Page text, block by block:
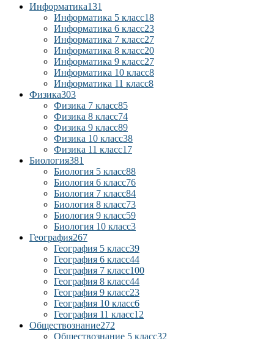
Информатика131
Информатика 5 класс18
Информатика 6 класс23
Информатика 7 класс27
Информатика 8 класс20
Информатика 9 класс27
Информатика 10 класс8
Информатика 11 класс8
Физика303
Физика 7 класс85
Физика 8 класс74
Физика 9 класс89
Физика 10 класс38
Физика 11 класс17
Биология381
Биология 5 класс88
Биология 6 класс76
Биология 7 класс84
Биология 8 класс73
Биология 9 класс59
Биология 10 класс3
География267
География 5 класс39
География 6 класс44
География 7 класс100
География 8 класс44
География 9 класс23
География 10 класс6
География 11 класс12
Обществознание272
Обществознание 5 класс32